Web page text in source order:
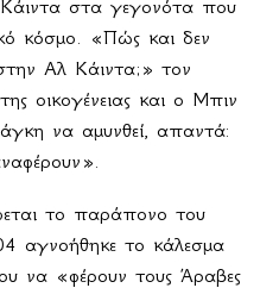
στα γεγονότα που
κόσμο. «Πώς και δεν
Αλ Κάιντα;» τον
οικογένειας και ο Μπιν
να αμυνθεί, απαντά:
το παράπονο του
αγνοήθηκε το κάλεσμα
να «φέρουν τους Άραβες